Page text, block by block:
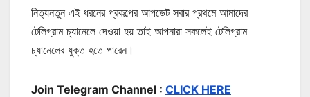
নিত্যনতুন এই ধরনের প্রকল্পের আপডেট সবার প্রথমে আমাদের
টেলিগ্রাম চ্যানেলে দেওয়া হয় তাই আপনারা সকলেই টেলিগ্রাম
চ্যানেলের যুক্ত হতে পারেন।
Join Telegram Channel : CLICK HERE